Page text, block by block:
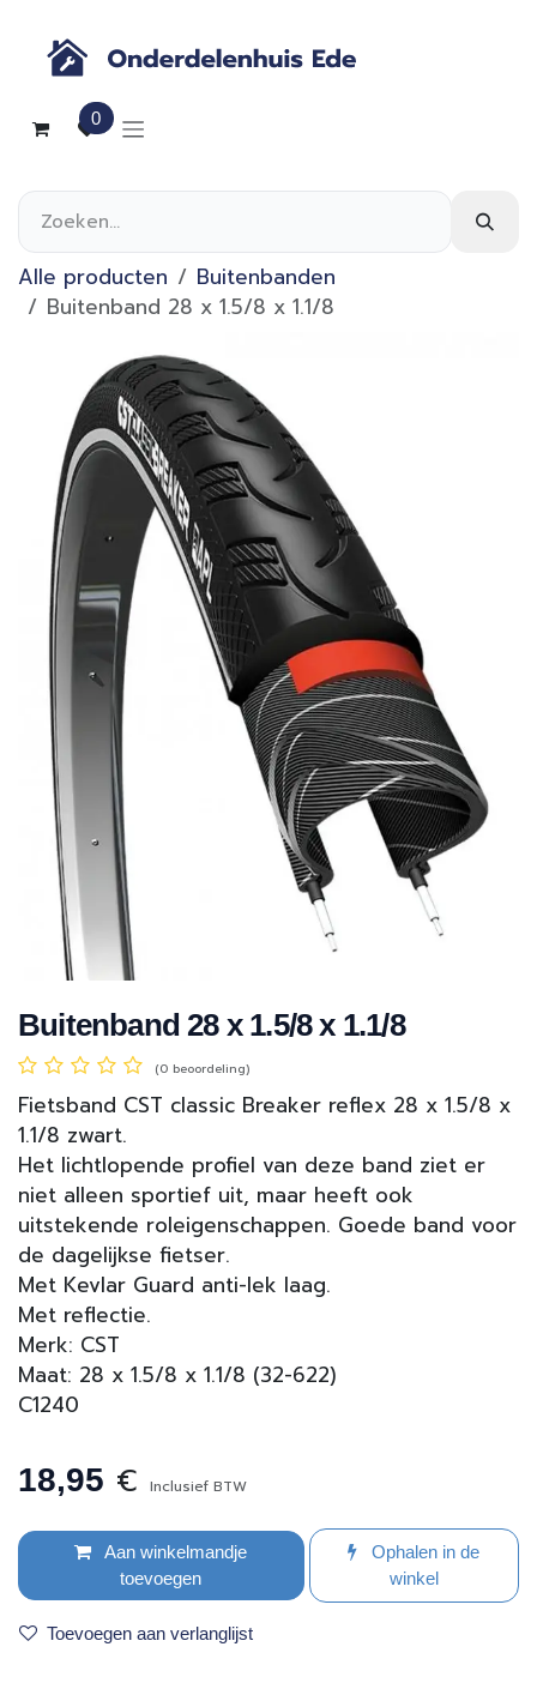
0
Alle producten
Buitenbanden
Buitenband 28 x 1.5/8 x 1.1/8
Buitenband 28 x 1.5/8 x 1.1/8
(0 beoordeling)
Fietsband CST classic Breaker reflex 28 x 1.5/8 x
1.1/8 zwart.
Het lichtlopende profiel van deze band ziet er
niet alleen sportief uit, maar heeft ook
uitstekende roleigenschappen. Goede band voor
de dagelijkse fietser.
Met Kevlar Guard anti-lek laag.
Met reflectie.
Merk: CST
Maat: 28 x 1.5/8 x 1.1/8 (32-622)
C1240
18,95 € Inclusief BTW
Aan winkelmandje
toevoegen
Ophalen in de
winkel
Toevoegen aan verlanglijst